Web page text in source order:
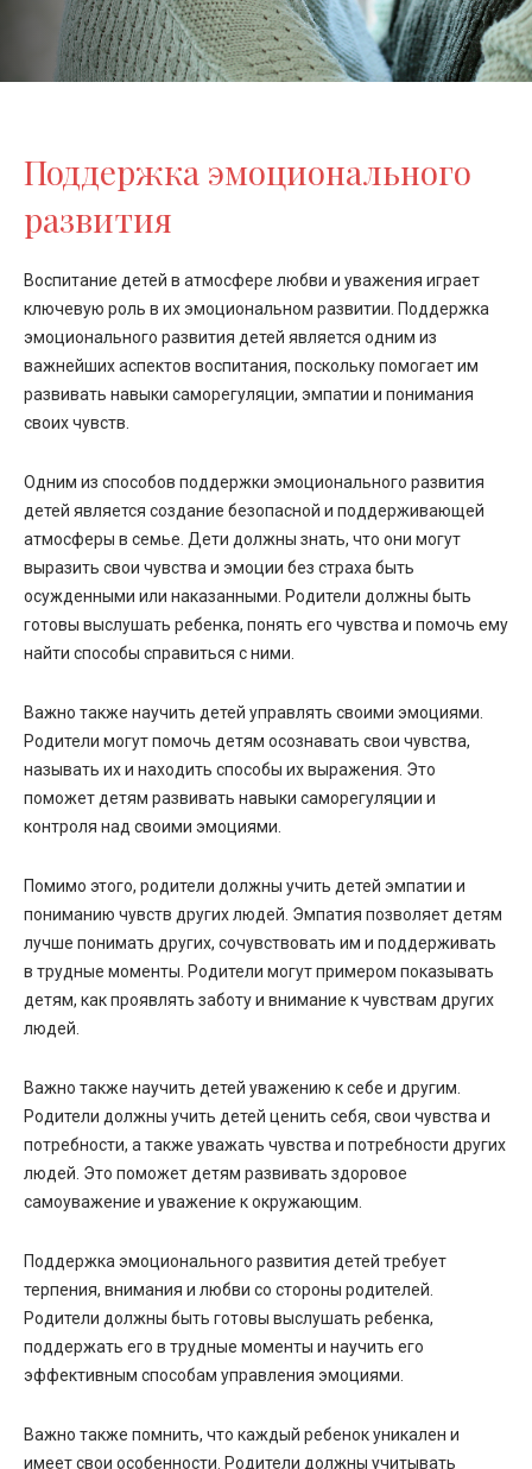
Поддержка эмоционального
развития
Воспитание детей в атмосфере любви и уважения играет
ключевую роль в их эмоциональном развитии. Поддержка
эмоционального развития детей является одним из
важнейших аспектов воспитания, поскольку помогает им
развивать навыки саморегуляции, эмпатии и понимания
своих чувств.
Одним из способов поддержки эмоционального развития
детей является создание безопасной и поддерживающей
атмосферы в семье. Дети должны знать, что они могут
выразить свои чувства и эмоции без страха быть
осужденными или наказанными. Родители должны быть
готовы выслушать ребенка, понять его чувства и помочь ему
найти способы справиться с ними.
Важно также научить детей управлять своими эмоциями.
Родители могут помочь детям осознавать свои чувства,
называть их и находить способы их выражения. Это
поможет детям развивать навыки саморегуляции и
контроля над своими эмоциями.
Помимо этого, родители должны учить детей эмпатии и
пониманию чувств других людей. Эмпатия позволяет детям
лучше понимать других, сочувствовать им и поддерживать
в трудные моменты. Родители могут примером показывать
детям, как проявлять заботу и внимание к чувствам других
людей.
Важно также научить детей уважению к себе и другим.
Родители должны учить детей ценить себя, свои чувства и
потребности, а также уважать чувства и потребности других
людей. Это поможет детям развивать здоровое
самоуважение и уважение к окружающим.
Поддержка эмоционального развития детей требует
терпения, внимания и любви со стороны родителей.
Родители должны быть готовы выслушать ребенка,
поддержать его в трудные моменты и научить его
эффективным способам управления эмоциями.
Важно также помнить, что каждый ребенок уникален и
имеет свои особенности. Родители должны учитывать